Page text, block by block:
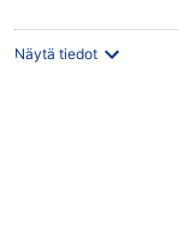
Näytä tiedot